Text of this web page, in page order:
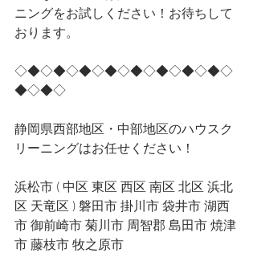
ニングをお試しください！お待ちして
おります。
◇◆◇◆◇◆◇◆◇◆◇◆◇◆◇◆◇
◆◇◆◇
静岡県西部地区・中部地区のハウスク
リーニングはお任せください！
浜松市 ( 中区 東区 西区 南区 北区 浜北
区 天竜区 ) 磐田市 掛川市 袋井市 湖西
市 御前崎市 菊川市 周智郡 島田市 焼津
市 藤枝市 牧之原市